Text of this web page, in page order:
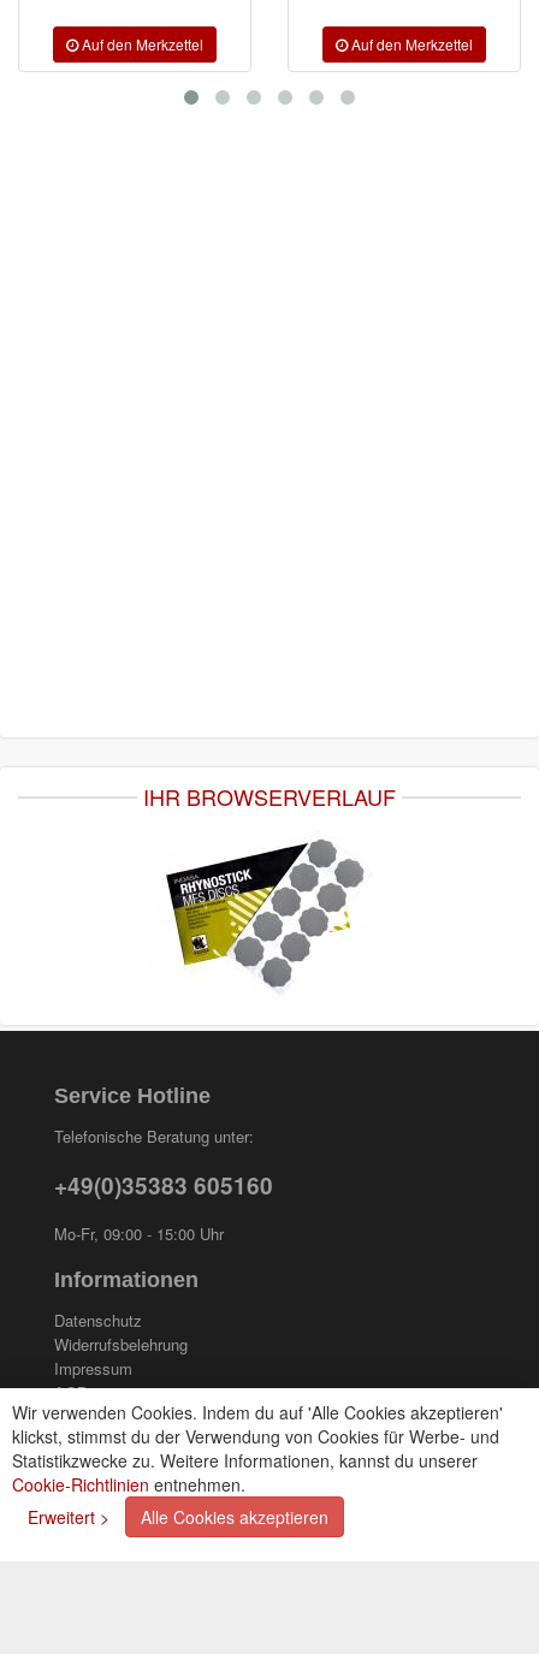
IHR BROWSERVERLAUF
Wir verwenden Cookies. Indem du auf 'Alle Cookies akzeptieren'
klickst, stimmst du der Verwendung von Cookies für Werbe- und
Statistikzwecke zu. Weitere Informationen, kannst du unserer
Cookie-Richtlinien entnehmen.
Erweitert >
Alle Cookies akzeptieren
Service Hotline
Telefonische Beratung unter:
+49(0)35383 605160
Mo-Fr, 09:00 - 15:00 Uhr
Informationen
Datenschutz
Widerrufsbelehrung
Impressum
AGB
Kontakt
Cookies einstellungen
Zahlungsarten